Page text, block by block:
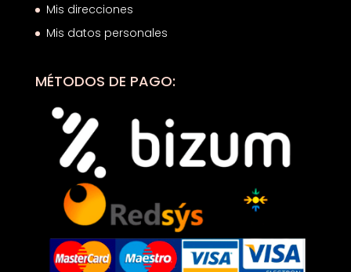
Mis direcciones
Mis datos personales
MÉTODOS DE PAGO: